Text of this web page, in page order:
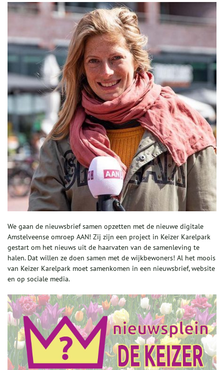
We gaan de nieuwsbrief samen opzetten met de nieuwe digitale
Amstelveense omroep AAN! Zij zijn een project in Keizer Karelpark
gestart om het nieuws uit de haarvaten van de samenleving te
halen. Dat willen ze doen samen met de wijkbewoners! Al het moois
van Keizer Karelpark moet samenkomen in een nieuwsbrief, website
en op sociale media.